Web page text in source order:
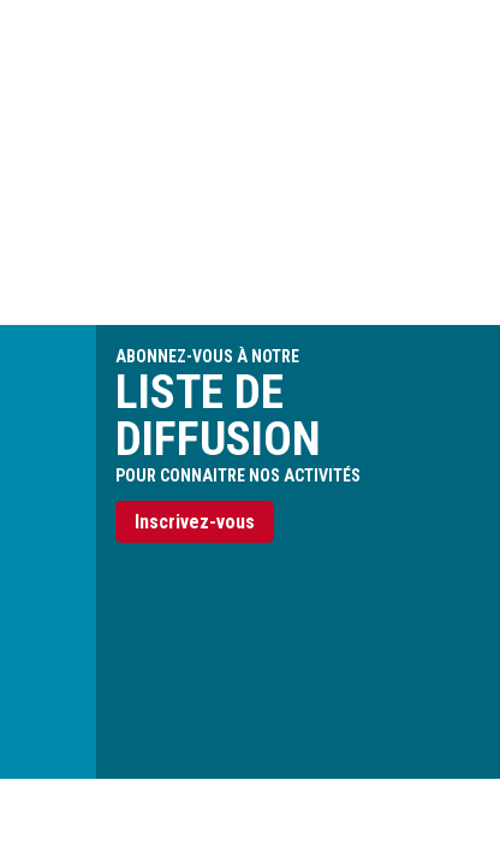
ABONNEZ-VOUS À NOTRE
LISTE DE
DIFFUSION
POUR CONNAITRE NOS ACTIVITÉS
Inscrivez-vous